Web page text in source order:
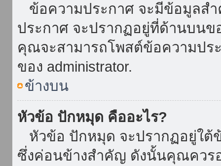
ข้อความประกาศ จะมีข้อมูลส
ประกาศ จะปรากฏอยู่ที่ด้านบนข
คุณจะสามารถโพสต์ข้อความป
ของ administrator.
ข้างบน
หัวข้อ ปักหมุด คืออะไร?
หัวข้อ ปักหมุด จะปรากฏอยู่ใต้
ซึ่งค่อนข้างสำคัญ ดังนั้นคุณควร